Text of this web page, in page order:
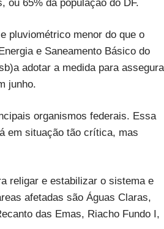
ou 65% da população do DF.
pluviométrico menor do que o
e Saneamento Básico do
adotar a medida para
junho.
organismos federais. Essa
em situação tão crítica, mas
religar e estabilizar o sistema e
afetadas são Águas Claras,
das Emas, Riacho Fundo I,